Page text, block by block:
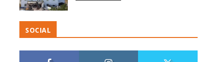
SOCIAL